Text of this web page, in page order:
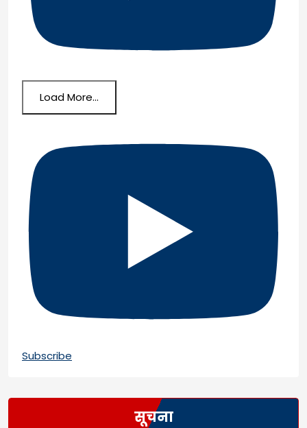
Load More...
Subscribe
सूचना